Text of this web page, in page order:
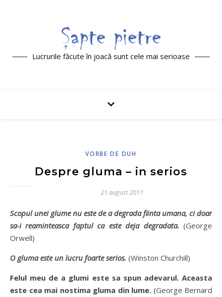
Lucrurile făcute în joacă sunt cele mai serioase
VORBE DE DUH
Despre gluma – in serios
21 august 2011
Scopul unei glume nu este de a degrada fiinta umana, ci doar
sa-i reaminteasca faptul ca este deja degradata. (George
Orwell)
O gluma este un lucru foarte serios. (Winston Churchill)
Felul meu de a glumi este sa spun adevarul. Aceasta
este cea mai nostima gluma din lume. (George Bernard